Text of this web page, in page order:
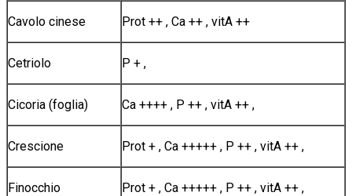
Cavolo cinese Prot ++ , Ca ++ , vitA ++
Cetriolo P + ,
Cicoria (foglia) Ca ++++ , P ++ , vitA ++ ,
Crescione Prot + , Ca +++++ , P ++ , vitA ++ ,
Finocchio Prot + , Ca +++++ , P ++ , vitA ++ ,